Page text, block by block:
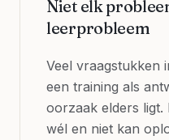
Niet elk
leerprobleem
Veel vraagstukken
een training als
oorzaak elders
wél en niet kan